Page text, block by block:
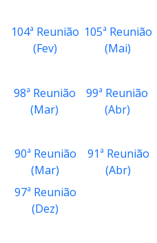
104ª Reunião
(Fev)
105ª Reunião
(Mai)
98ª Reunião
(Mar)
99ª Reunião
(Abr)
90ª Reunião
(Mar)
91ª Reunião
(Abr)
97ª Reunião
(Dez)